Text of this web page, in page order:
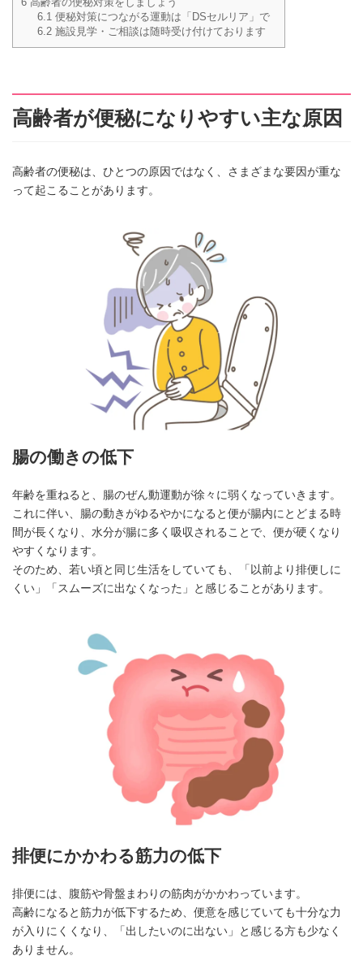
6.1便秘対策につながる運動は「DSセルリア」で
6.2施設見学・ご相談は随時受け付けております
高齢者が便秘になりやすい主な原因
高齢者の便秘は、ひとつの原因ではなく、さまざまな要因が重な
って起こることがあります。
腸の働きの低下
年齢を重ねると、腸のぜん動運動が徐々に弱くなっていきます。
これに伴い、腸の動きがゆるやかになると便が腸内にとどまる時
間が長くなり、水分が腸に多く吸収されることで、便が硬くなり
やすくなります。
そのため、若い頃と同じ生活をしていても、「以前より排便しに
くい」「スムーズに出なくなった」と感じることがあります。
排便にかかわる筋力の低下
排便には、腹筋や骨盤まわりの筋肉がかかわっています。
高齢になると筋力が低下するため、便意を感じていても十分な力
が入りにくくなり、「出したいのに出ない」と感じる方も少なく
ありません。